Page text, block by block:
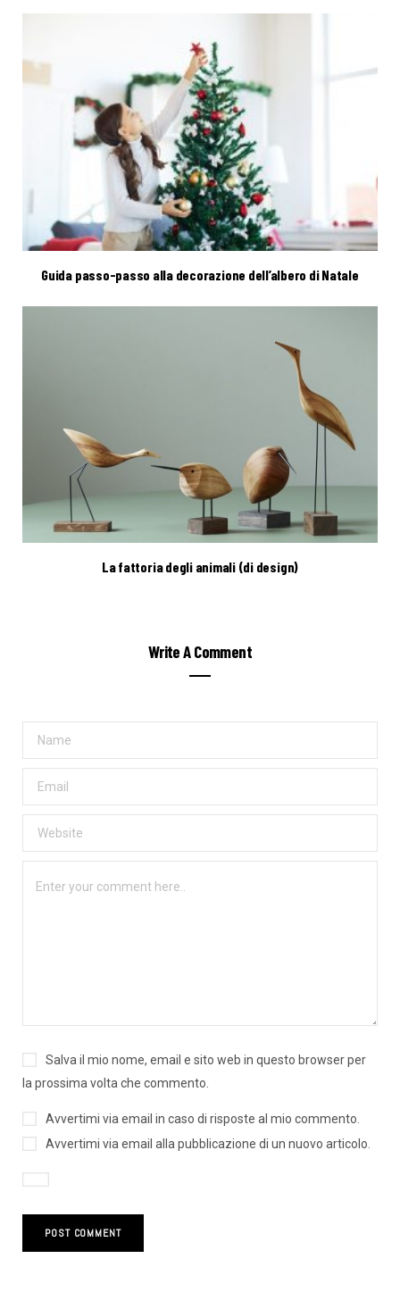
Guida passo-passo alla decorazione dell’albero di Natale
La fattoria degli animali (di design)
Write A Comment
Salva il mio nome, email e sito web in questo browser per
la prossima volta che commento.
Avvertimi via email in caso di risposte al mio commento.
Avvertimi via email alla pubblicazione di un nuovo articolo.